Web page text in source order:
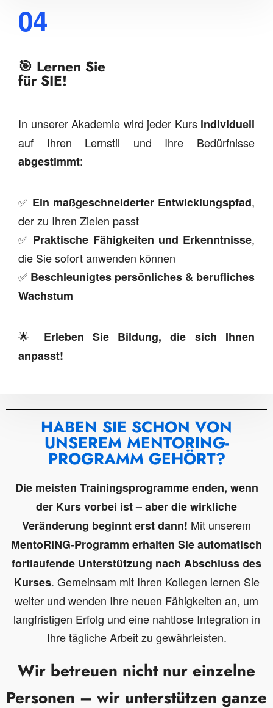
04
🎯 Lernen Sie
für SIE!
In unserer Akademie wird jeder Kurs individuell
auf Ihren Lernstil und Ihre Bedürfnisse
abgestimmt:
✅ Ein maßgeschneiderter Entwicklungspfad,
der zu Ihren Zielen passt
✅ Praktische Fähigkeiten und Erkenntnisse,
die Sie sofort anwenden können
✅ Beschleunigtes persönliches & berufliches
Wachstum
🌟 Erleben Sie Bildung, die sich Ihnen
anpasst!
HABEN SIE SCHON VON
UNSEREM MENTORING-
PROGRAMM GEHÖRT?
Die meisten Trainingsprogramme enden, wenn
der Kurs vorbei ist – aber die wirkliche
Veränderung beginnt erst dann! Mit unserem
MentoRING-Programm erhalten Sieautomatisch
fortlaufende Unterstützung nach Abschluss des
Kurses. Gemeinsam mit Ihren Kollegen lernen Sie
weiter und wenden Ihre neuen Fähigkeiten an, um
langfristigen Erfolg und eine nahtlose Integration in
Ihre tägliche Arbeit zu gewährleisten.
Wir betreuen nicht nur einzelne
Personen – wir unterstützen ganze